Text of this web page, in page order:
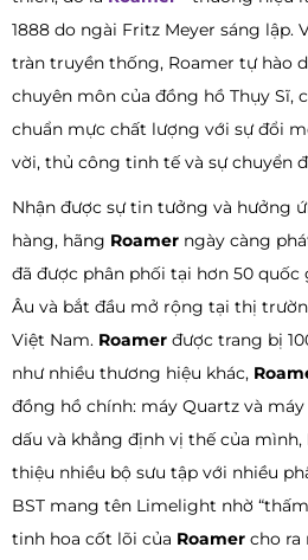
1888 do ngài Fritz Meyer sáng lập.
tràn truyền thống, Roamer tự hào
chuyên môn của đồng hồ Thụy Sĩ,
chuẩn mực chất lượng với sự đổi
vời, thủ công tinh tế và sự chuyển
Nhận được sự tin tưởng và hưởng
hàng, hãng Roamer ngày càng
đã được phân phối tại hơn 50 quốc
Âu và bắt đầu mở rộng tại thị
Việt Nam. Roamer được trang bị
như nhiều thương hiệu khác,
đồng hồ chính: máy Quartz và
dấu và khẳng định vị thế của mình,
thiệu nhiều bộ sưu tập với nhiều
BST mang tên Limelight nhờ
tinh hoa cốt lõi của Roamer cho ra